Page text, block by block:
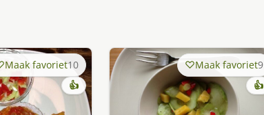
Maak favoriet10
👍
Maak favoriet9
👍